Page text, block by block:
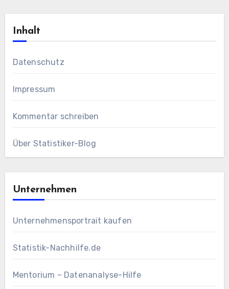
Inhalt
Datenschutz
Impressum
Kommentar schreiben
Über Statistiker-Blog
Unternehmen
Unternehmensportrait kaufen
Statistik-Nachhilfe.de
Mentorium – Datenanalyse-Hilfe